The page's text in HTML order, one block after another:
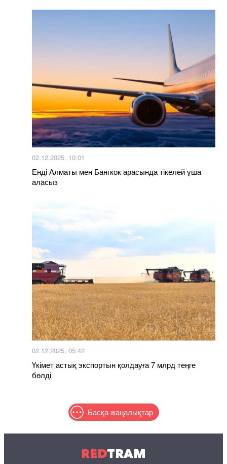
02.12.2025, 10:01
Енді Алматы мен Бангкок арасында тікелей ұша
аласыз
02.12.2025, 05:42
Үкімет астық экспортын қолдауға 7 млрд теңге
бөлді
Басқа жаңалықтар
REDTRAM